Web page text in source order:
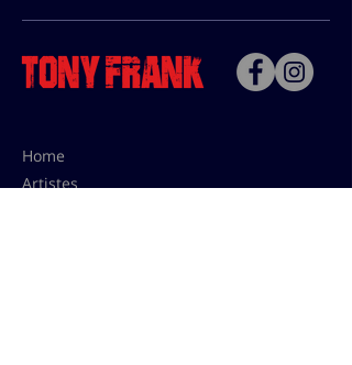
Home
Artistes